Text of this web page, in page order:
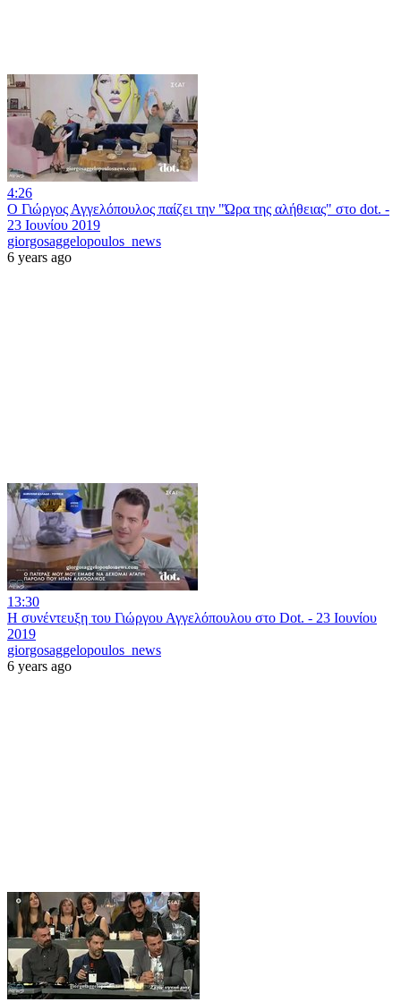
4:26
Ο Γιώργος Αγγελόπουλος παίζει την "Ώρα της αλήθειας" στο dot. -
23 Ιουνίου 2019
giorgosaggelopoulos_news
6 years ago
13:30
Η συνέντευξη του Γιώργου Αγγελόπουλου στο Dot. - 23 Ιουνίου
2019
giorgosaggelopoulos_news
6 years ago